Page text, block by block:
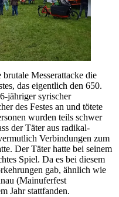
Messerattacke die
das eigentlich den 650.
jähriger syrischer
des Festes an und tötete
wurden teils schwer
der Täter aus radikal-
Verbindungen zum
Der Täter hatte bei seinem
Spiel. Da es bei diesem
gab, ähnlich wie
(Mainuferfest
Jahr stattfanden.